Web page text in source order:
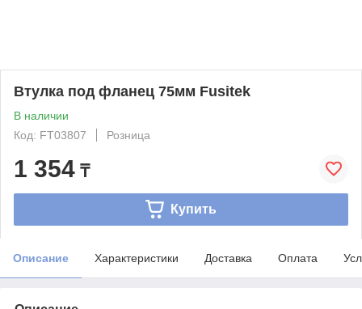
Втулка под фланец 75мм Fusitek
В наличии
Код: FT03807
Розница
1 354 ₸
Купить
Описание Характеристики Доставка Оплата